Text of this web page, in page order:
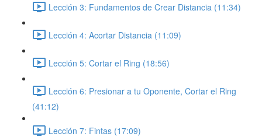
Lección 3: Fundamentos de Crear Distancia (11:34)
Lección 4: Acortar Distancia (11:09)
Lección 5: Cortar el Ring (18:56)
Lección 6: Presionar a tu Oponente, Cortar el Ring
(41:12)
Lección 7: Fintas (17:09)